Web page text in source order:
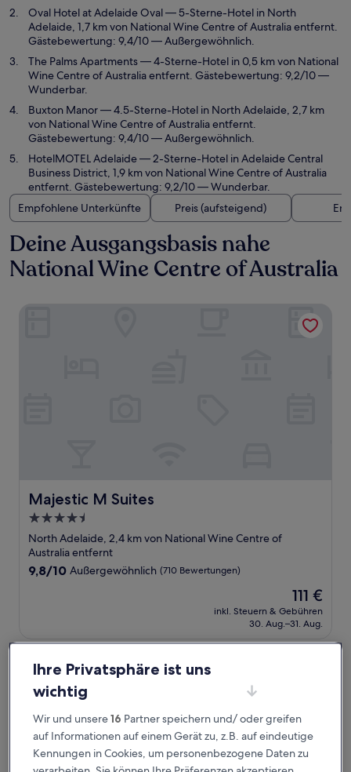
Oval Hotel at Adelaide Oval— 5-Sterne-Hotel in North
Adelaide, 1,7 km von National Wine Centre of Australia entfernt.
Gästebewertung: 9,4/10 — Außergewöhnlich.
The Palms Apartments— 4-Sterne-Hotel in 0,5 km von National
Wine Centre of Australia entfernt. Gästebewertung: 9,2/10 —
Wunderbar.
Buxton Manor— 4.5-Sterne-Hotel in North Adelaide, 2,7 km
von National Wine Centre of Australia entfernt.
Gästebewertung: 9,4/10 — Außergewöhnlich.
HotelMOTEL Adelaide— 2-Sterne-Hotel in Adelaide Central
Business District, 1,9 km von National Wine Centre of Australia
entfernt. Gästebewertung: 9,2/10 — Wunderbar.
Empfohlene Unterkünfte
Preis (aufsteigend)
Deine Ausgangsbasis nahe
National Wine Centre of Australia
Majestic M Suites
Majestic M Suites
4.5-
Sterne-
Unterkunft
North Adelaide, 2,4 km von National Wine Centre of
Australia entfernt
9.8
Bewertungen)
9,8/10 Außergewöhnlich (710 Bewertungen)
Der
Preis
beträgt
111 €
inkl. Steuern & Gebühren
30. Aug.–31. Aug.
Ihre Privatsphäre ist uns
wichtig
Wir und unsere16 Partner speichern und/ oder greifen
auf Informationen auf einem Gerät zu, z.B. auf eindeutige
Kennungen in Cookies, um personenbezogene Daten zu